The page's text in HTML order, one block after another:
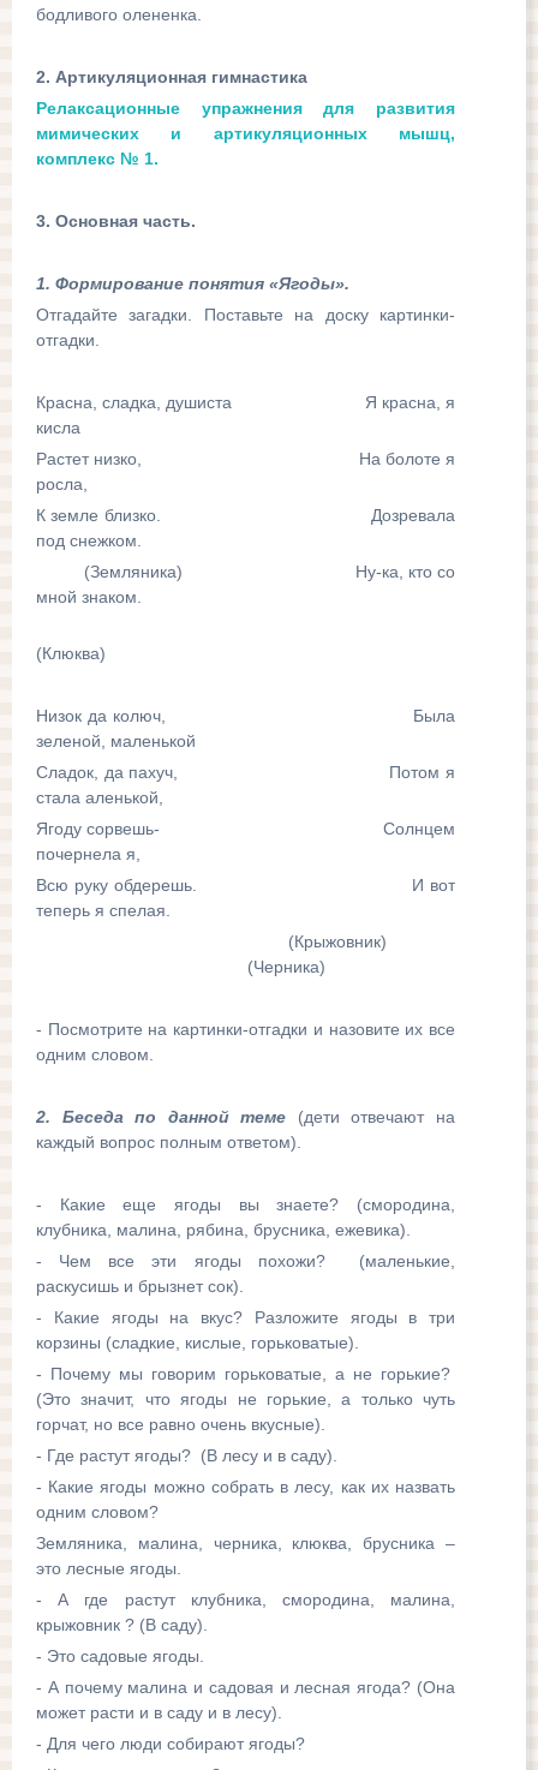
бодливого олененка.
2. Артикуляционная гимнастика
Релаксационные упражнения для развития
мимических и артикуляционных мышц,
комплекс № 1.
3. Основная часть.
1. Формирование понятия «Ягоды».
Отгадайте загадки. Поставьте на доску картинки-
отгадки.
Красна, сладка, душиста Я красна, я
кисла
Растет низко, На болоте я
росла,
К земле близко. Дозревала
под снежком.
(Земляника) Ну-ка, кто со
мной знаком.
(Клюква)
Низок да колюч, Была
зеленой, маленькой
Сладок, да пахуч, Потом я
стала аленькой,
Ягоду сорвешь- Солнцем
почернела я,
Всю руку обдерешь. И вот
теперь я спелая.
(Крыжовник)
(Черника)
- Посмотрите на картинки-отгадки и назовите их все
одним словом.
2. Беседа по данной теме (дети отвечают на
каждый вопрос полным ответом).
- Какие еще ягоды вы знаете? (смородина,
клубника, малина, рябина, брусника, ежевика).
- Чем все эти ягоды похожи? (маленькие,
раскусишь и брызнет сок).
- Какие ягоды на вкус? Разложите ягоды в три
корзины (сладкие, кислые, горьковатые).
- Почему мы говорим горьковатые, а не горькие?
(Это значит, что ягоды не горькие, а только чуть
горчат, но все равно очень вкусные).
- Где растут ягоды? (В лесу и в саду).
- Какие ягоды можно собрать в лесу, как их назвать
одним словом?
Земляника, малина, черника, клюква, брусника –
это лесные ягоды.
- А где растут клубника, смородина, малина,
крыжовник ? (В саду).
- Это садовые ягоды.
- А почему малина и садовая и лесная ягода? (Она
может расти и в саду и в лесу).
- Для чего люди собирают ягоды?